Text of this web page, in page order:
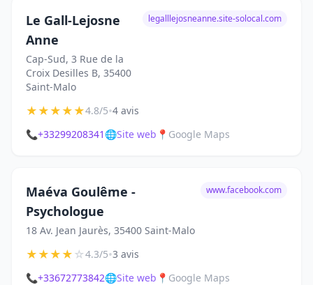
Le Gall-Lejosne
Anne
Cap-Sud, 3 Rue de la
Croix Desilles B, 35400
Saint-Malo
legalllejosneanne.site-solocal.com
★★★★★4.8/5•4 avis
📞+33299208341 🌐Site web 📍 Google Maps
Maéva Goulême -
Psychologue
18 Av. Jean Jaurès, 35400 Saint-Malo
www.facebook.com
★★★★☆4.3/5•3 avis
📞+33672773842🌐Site web 📍 Google Maps